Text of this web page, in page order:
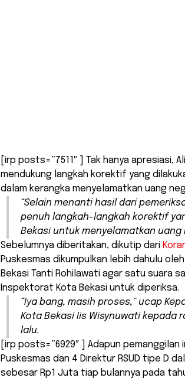
[irp posts=”7511″ ] Tak hanya apresiasi,
mendukung langkah korektif yang
dalam kerangka menyelamatkan uang
“Selain menanti hasil dari
penuh langkah-langkah korektif
Bekasi untuk menyelamatkan uang
Sebelumnya diberitakan, dikutip dari
Puskesmas dikumpulkan lebih dahulu
Bekasi Tanti Rohilawati agar satu suara
Inspektorat Kota Bekasi untuk diperiksa.
“Iya bang, masih proses,” ucap
Kota Bekasi Iis Wisynuwati kepada
lalu.
[irp posts=”6929″ ] Adapun
Puskesmas dan 4 Direktur RSUD tipe D
sebesar Rp1 Juta tiap bulannya pada